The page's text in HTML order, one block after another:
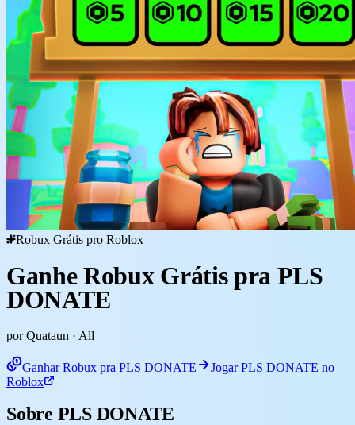
Robux Grátis pro Roblox
Ganhe Robux Grátis pra PLS
DONATE
por Quataun · All
Ganhar Robux pra PLS DONATE
Jogar PLS DONATE no
Roblox
Sobre PLS DONATE